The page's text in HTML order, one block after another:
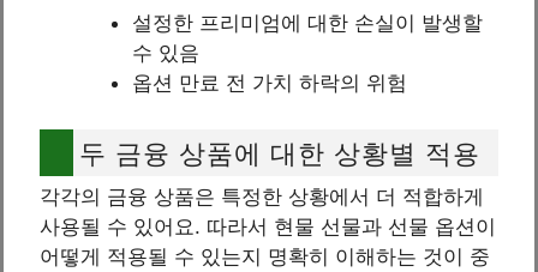
설정한 프리미엄에 대한 손실이 발생할
수 있음
옵션 만료 전 가치 하락의 위험
두 금융 상품에 대한 상황별 적용
각각의 금융 상품은 특정한 상황에서 더 적합하게
사용될 수 있어요. 따라서 현물 선물과 선물 옵션이
어떻게 적용될 수 있는지 명확히 이해하는 것이 중